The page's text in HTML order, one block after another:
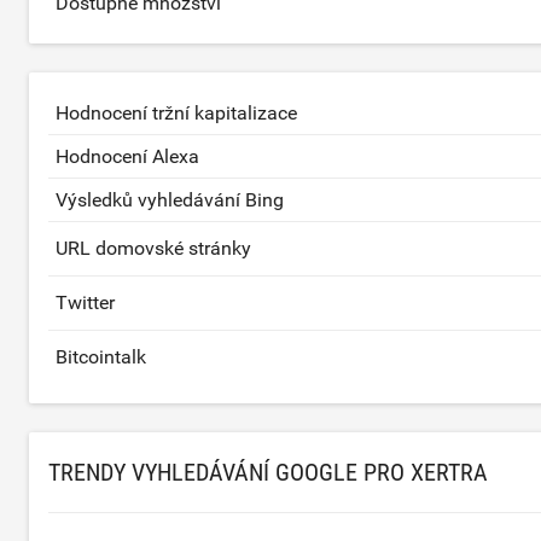
Hodnocení tržní kapitalizace
Hodnocení Alexa
Výsledků vyhledávání Bing
URL domovské stránky
Twitter
Bitcointalk
TRENDY VYHLEDÁVÁNÍ GOOGLE PRO XERTRA